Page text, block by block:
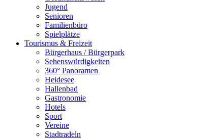
Jugend
Senioren
Familienbüro
Spielplätze
Tourismus & Freizeit
Bürgerhaus / Bürgerpark
Sehenswürdigkeiten
360° Panoramen
Heidesee
Hallenbad
Gastronomie
Hotels
Sport
Vereine
Stadtradeln